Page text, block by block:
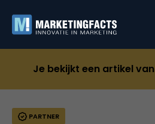
Je bekijkt een artikel van
PARTNER